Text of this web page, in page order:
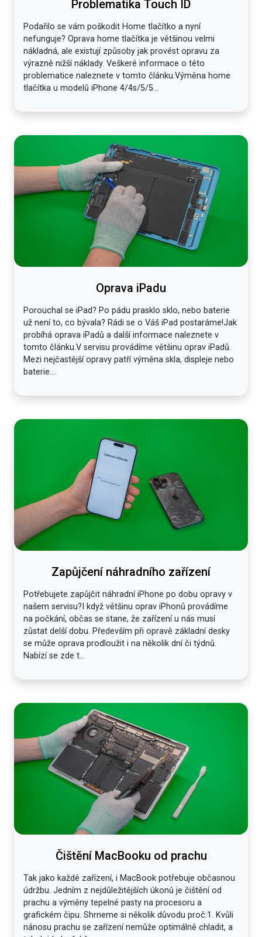
Problematika Touch ID
Podařilo se vám poškodit Home tlačítko a nyní
nefunguje? Oprava home tlačítka je většinou velmi
nákladná, ale existují způsoby jak provést opravu za
výrazně nižší náklady. Veškeré informace o této
problematice naleznete v tomto článku.Výměna home
tlačítka u modelů iPhone 4/4s/5/5...
Oprava iPadu
Porouchal se iPad? Po pádu prasklo sklo, nebo baterie
už není to, co bývala? Rádi se o Váš iPad postaráme!Jak
probíhá oprava iPadů a další informace naleznete v
tomto článku.V servisu provádíme většinu oprav iPadů.
Mezi nejčastější opravy patří výměna skla, displeje nebo
baterie....
Zapůjčení náhradního zařízení
Potřebujete zapůjčit náhradní iPhone po dobu opravy v
našem servisu?I když většinu oprav iPhonů provádíme
na počkání, občas se stane, že zařízení u nás musí
zůstat delší dobu. Především při opravě základní desky
se může oprava prodloužit i na několik dní či týdnů.
Nabízí se zde t...
Čištění MacBooku od prachu
Tak jako každé zařízení, i MacBook potřebuje občasnou
údržbu. Jedním z nejdůležitějších úkonů je čištění od
prachu a výměny tepelné pasty na procesoru a
grafickém čipu. Shrneme si několik důvodu proč:1. Kvůli
nánosu prachu se zařízení nemůže optimálně chladit, a